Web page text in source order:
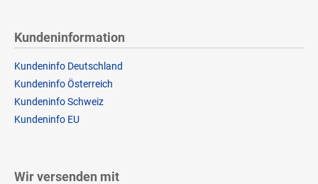
Kundeninformation
Kundeninfo Deutschland
Kundeninfo Österreich
Kundeninfo Schweiz
Kundeninfo EU
Wir versenden mit